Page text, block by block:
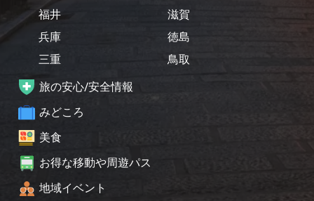
福井
兵庫
三重
滋賀
徳島
鳥取
旅の安心/安全情報
みどころ
美食
お得な移動や周遊パス
地域イベント